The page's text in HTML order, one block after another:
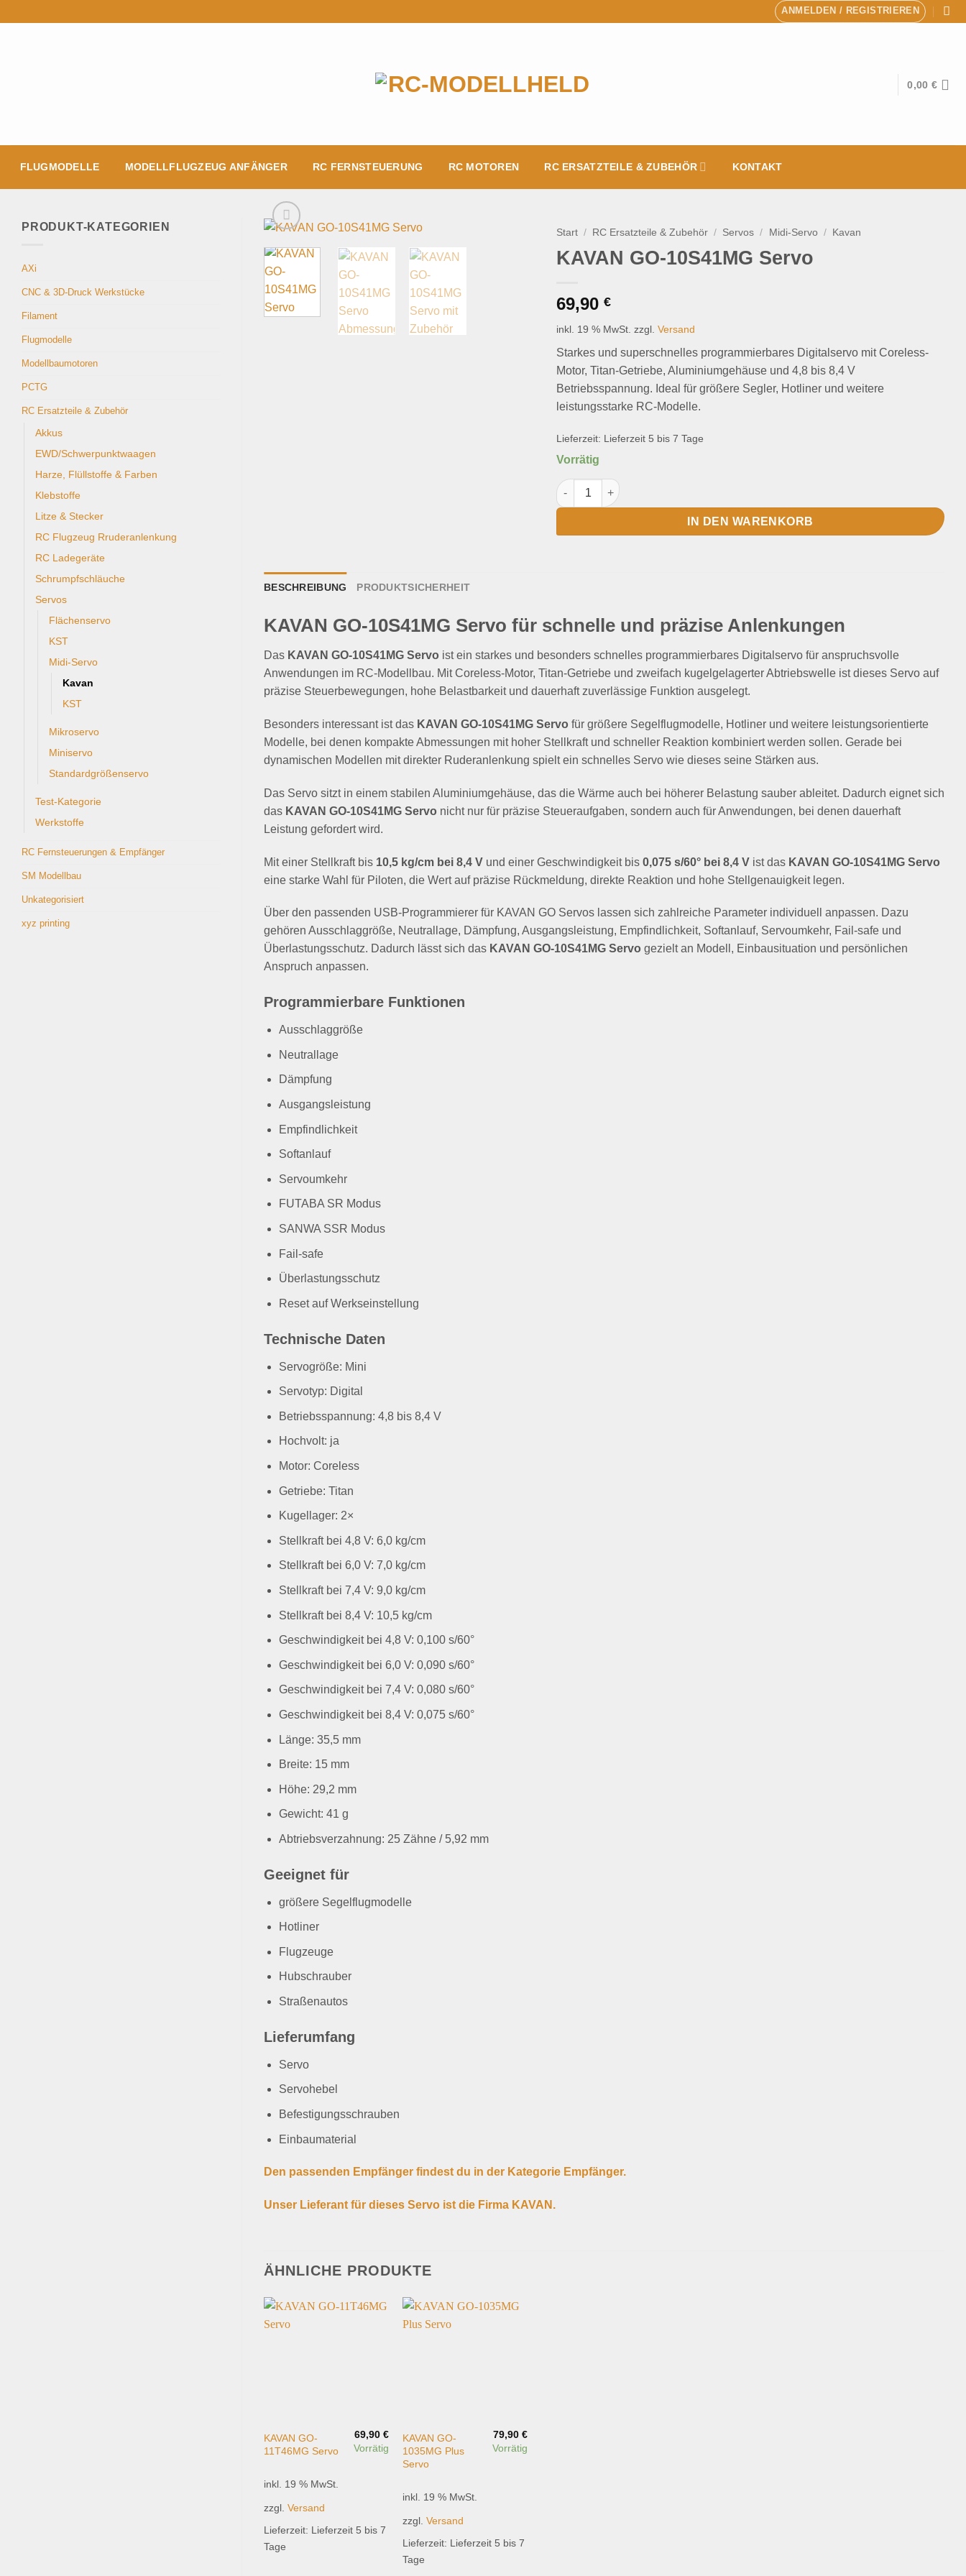
Inhalt
ANMELDEN / REGISTRIEREN
0,00 €
FLUGMODELLE MODELLFLUGZEUG ANFÄNGER RC FERNSTEUERUNG RC MOTOREN RC ERSATZTEILE & ZUBEHÖR KONTAKT
PRODUKT-KATEGORIEN
AXi
CNC & 3D-Druck Werkstücke
Filament
Flugmodelle
Modellbaumotoren
PCTG
RC Ersatzteile & Zubehör
Akkus
EWD/Schwerpunktwaagen
Harze, Flüllstoffe & Farben
Klebstoffe
Litze & Stecker
RC Flugzeug Rruderanlenkung
RC Ladegeräte
Schrumpfschläuche
Servos
Flächenservo
KST
Midi-Servo
Kavan
KST
Mikroservo
Miniservo
Standardgrößenservo
Test-Kategorie
Werkstoffe
RC Fernsteuerungen & Empfänger
SM Modellbau
Unkategorisiert
xyz printing
Start / RC Ersatzteile & Zubehör / Servos / Midi-Servo / Kavan
KAVAN GO-10S41MG Servo
69,90€
inkl. 19 % MwSt. zzgl.Versand
Starkes und superschnelles programmierbares Digitalservo mit Coreless-
Motor, Titan-Getriebe, Aluminiumgehäuse und 4,8 bis 8,4 V
Betriebsspannung. Ideal für größere Segler, Hotliner und weitere
leistungsstarke RC-Modelle.
Lieferzeit: Lieferzeit 5 bis 7 Tage
Vorrätig
KAVAN GO-10S41MG Servo Menge
IN DEN WARENKORB
BESCHREIBUNG PRODUKTSICHERHEIT
KAVAN GO-10S41MG Servo für schnelle und präzise Anlenkungen
Das KAVAN GO-10S41MG Servo ist ein starkes und besonders schnelles programmierbares Digitalservo für anspruchsvolle
Anwendungen im RC-Modellbau. Mit Coreless-Motor, Titan-Getriebe und zweifach kugelgelagerter Abtriebswelle ist dieses Servo auf
präzise Steuerbewegungen, hohe Belastbarkeit und dauerhaft zuverlässige Funktion ausgelegt.
Besonders interessant ist das KAVAN GO-10S41MG Servo für größere Segelflugmodelle, Hotliner und weitere leistungsorientierte
Modelle, bei denen kompakte Abmessungen mit hoher Stellkraft und schneller Reaktion kombiniert werden sollen. Gerade bei
dynamischen Modellen mit direkter Ruderanlenkung spielt ein schnelles Servo wie dieses seine Stärken aus.
Das Servo sitzt in einem stabilen Aluminiumgehäuse, das die Wärme auch bei höherer Belastung sauber ableitet. Dadurch eignet sich
das KAVAN GO-10S41MG Servo nicht nur für präzise Steueraufgaben, sondern auch für Anwendungen, bei denen dauerhaft
Leistung gefordert wird.
Mit einer Stellkraft bis 10,5 kg/cm bei 8,4 V und einer Geschwindigkeit bis 0,075 s/60° bei 8,4 V ist das KAVAN GO-10S41MG Servo
eine starke Wahl für Piloten, die Wert auf präzise Rückmeldung, direkte Reaktion und hohe Stellgenauigkeit legen.
Über den passenden USB-Programmierer für KAVAN GO Servos lassen sich zahlreiche Parameter individuell anpassen. Dazu
gehören Ausschlaggröße, Neutrallage, Dämpfung, Ausgangsleistung, Empfindlichkeit, Softanlauf, Servoumkehr, Fail-safe und
Überlastungsschutz. Dadurch lässt sich das KAVAN GO-10S41MG Servo gezielt an Modell, Einbausituation und persönlichen
Anspruch anpassen.
Programmierbare Funktionen
Ausschlaggröße
Neutrallage
Dämpfung
Ausgangsleistung
Empfindlichkeit
Softanlauf
Servoumkehr
FUTABA SR Modus
SANWA SSR Modus
Fail-safe
Überlastungsschutz
Reset auf Werkseinstellung
Technische Daten
Servogröße: Mini
Servotyp: Digital
Betriebsspannung: 4,8 bis 8,4 V
Hochvolt: ja
Motor: Coreless
Getriebe: Titan
Kugellager: 2×
Stellkraft bei 4,8 V: 6,0 kg/cm
Stellkraft bei 6,0 V: 7,0 kg/cm
Stellkraft bei 7,4 V: 9,0 kg/cm
Stellkraft bei 8,4 V: 10,5 kg/cm
Geschwindigkeit bei 4,8 V: 0,100 s/60°
Geschwindigkeit bei 6,0 V: 0,090 s/60°
Geschwindigkeit bei 7,4 V: 0,080 s/60°
Geschwindigkeit bei 8,4 V: 0,075 s/60°
Länge: 35,5 mm
Breite: 15 mm
Höhe: 29,2 mm
Gewicht: 41 g
Abtriebsverzahnung: 25 Zähne / 5,92 mm
Geeignet für
größere Segelflugmodelle
Hotliner
Flugzeuge
Hubschrauber
Straßenautos
Lieferumfang
Servo
Servohebel
Befestigungsschrauben
Einbaumaterial
Den passenden Empfänger findest du in der Kategorie Empfänger.
Unser Lieferant für dieses Servo ist die Firma KAVAN.
ÄHNLICHE PRODUKTE
KAVAN GO-
11T46MG Servo
69,90 €
Vorrätig
inkl. 19 % MwSt.
zzgl. Versand
Lieferzeit: Lieferzeit 5 bis 7
Tage
KAVAN GO-
1035MG Plus
Servo
79,90 €
Vorrätig
inkl. 19 % MwSt.
zzgl.Versand
Lieferzeit: Lieferzeit 5 bis 7
Tage